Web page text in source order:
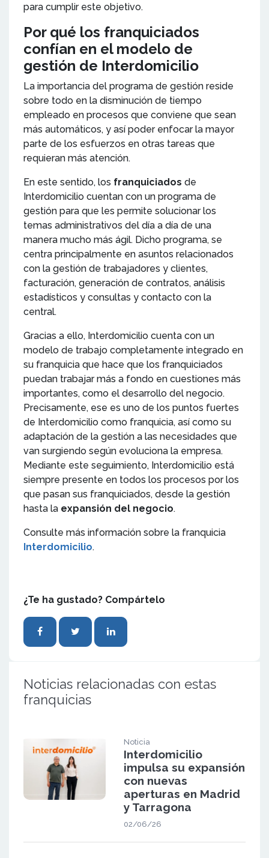
para cumplir este objetivo.
Por qué los franquiciados
confían en el modelo de
gestión de Interdomicilio
La importancia del programa de gestión reside
sobre todo en la disminución de tiempo
empleado en procesos que conviene que sean
más automáticos, y así poder enfocar la mayor
parte de los esfuerzos en otras tareas que
requieran más atención.
En este sentido, los franquiciados de
Interdomicilio cuentan con un programa de
gestión para que les permite solucionar los
temas administrativos del día a día de una
manera mucho más ágil. Dicho programa, se
centra principalmente en asuntos relacionados
con la gestión de trabajadores y clientes,
facturación, generación de contratos, análisis
estadísticos y consultas y contacto con la
central.
Gracias a ello, Interdomicilio cuenta con un
modelo de trabajo completamente integrado en
su franquicia que hace que los franquiciados
puedan trabajar más a fondo en cuestiones más
importantes, como el desarrollo del negocio.
Precisamente, ese es uno de los puntos fuertes
de Interdomicilio como franquicia, así como su
adaptación de la gestión a las necesidades que
van surgiendo según evoluciona la empresa.
Mediante este seguimiento, Interdomicilio está
siempre presente en todos los procesos por los
que pasan sus franquiciados, desde la gestión
hasta la expansión del negocio.
Consulte más información sobre la franquicia
Interdomicilio.
¿Te ha gustado? Compártelo
Noticias relacionadas con estas
franquicias
Noticia
Interdomicilio
impulsa su expansión
con nuevas
aperturas en Madrid
y Tarragona
02/06/26